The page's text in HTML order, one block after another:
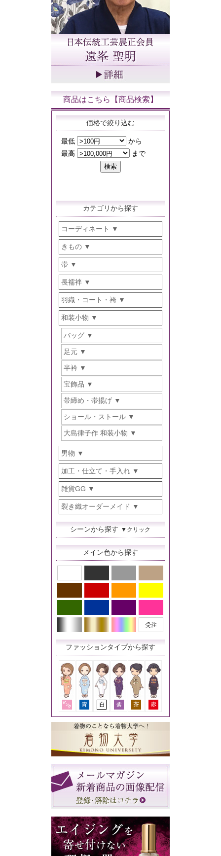
商品はこちら【商品検索】
価格で絞り込む
カテゴリから探す
コーディネート
きもの
帯
長襦袢
羽織・コート・袴
和装小物
バッグ
足元
半衿
宝飾品
帯締め・帯揚げ
ショール・ストール
大島律子作 和装小物
男物
加工・仕立て・手入れ
雑貨GG
裂き織オーダーメイド
シーンから探す ▼クリック
メイン色から探す
ファッションタイプから探す